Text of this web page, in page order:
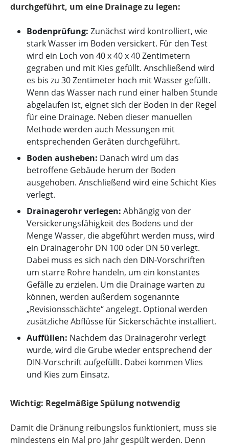
durchgeführt, um eine Drainage zu legen:
Bodenprüfung: Zunächst wird kontrolliert, wie
stark Wasser im Boden versickert. Für den Test
wird ein Loch von 40 x 40 x 40 Zentimetern
gegraben und mit Kies gefüllt. Anschließend wird
es bis zu 30 Zentimeter hoch mit Wasser gefüllt.
Wenn das Wasser nach rund einer halben Stunde
abgelaufen ist, eignet sich der Boden in der Regel
für eine Drainage. Neben dieser manuellen
Methode werden auch Messungen mit
entsprechenden Geräten durchgeführt.
Boden ausheben: Danach wird um das
betroffene Gebäude herum der Boden
ausgehoben. Anschließend wird eine Schicht Kies
verlegt.
Drainagerohr verlegen: Abhängig von der
Versickerungsfähigkeit des Bodens und der
Menge Wasser, die abgeführt werden muss, wird
ein Drainagerohr DN 100 oder DN 50 verlegt.
Dabei muss es sich nach den DIN-Vorschriften
um starre Rohre handeln, um ein konstantes
Gefälle zu erzielen. Um die Drainage warten zu
können, werden außerdem sogenannte
„Revisionsschächte“ angelegt. Optional werden
zusätzliche Abflüsse für Sickerschächte installiert.
Auffüllen: Nachdem das Drainagerohr verlegt
wurde, wird die Grube wieder entsprechend der
DIN-Vorschrift aufgefüllt. Dabei kommen Vlies
und Kies zum Einsatz.
Wichtig: Regelmäßige Spülung notwendig
Damit die Dränung reibungslos funktioniert, muss sie
mindestens ein Mal pro Jahr gespült werden. Denn